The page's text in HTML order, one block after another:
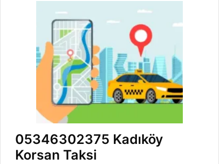
05346302375 Kadıköy
Korsan Taksi